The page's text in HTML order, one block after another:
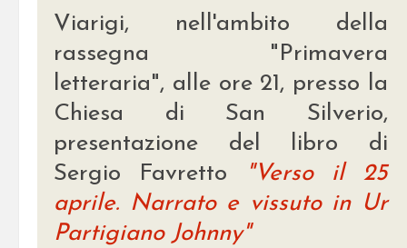
Viarigi, nell'ambito della
rassegna "Primavera
letteraria", alle ore 21, presso la
Chiesa di San Silverio,
presentazione del libro di
Sergio Favretto
"Verso il 25
aprile. Narrato e vissuto in Ur
Partigiano Johnny"